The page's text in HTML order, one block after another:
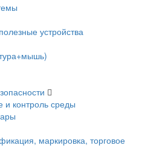
устройства
контроль среды
маркировка, торговое